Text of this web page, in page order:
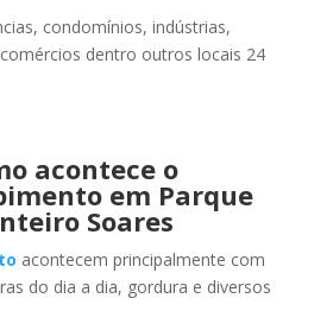
condomínios, indústrias,
dentro outros locais 24
acontece o
em Parque
Soares
acontecem principalmente com
do dia a dia, gordura e diversos